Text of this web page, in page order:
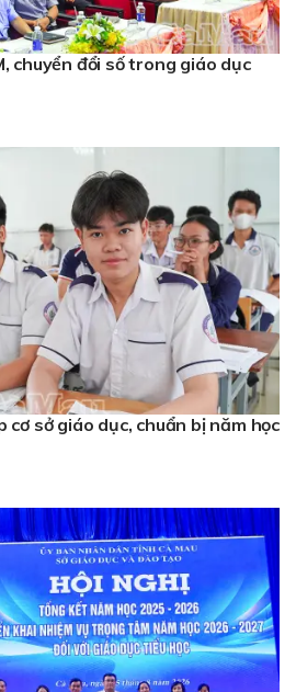
chuyển đổi số trong giáo dục
sở giáo dục, chuẩn bị năm học